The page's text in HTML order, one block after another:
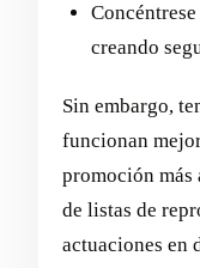
creando
Sin embargo,
funcionan
promoción
de listas de
actuaciones en